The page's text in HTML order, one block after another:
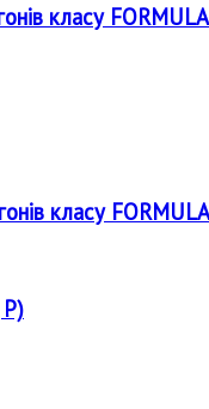
класу
класу